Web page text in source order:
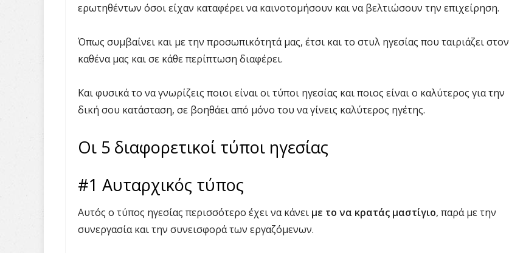
ερωτηθέντων όσοι είχαν καταφέρει να καινοτομήσουν και να βελτιώσουν την επιχείρηση.
Όπως συμβαίνει και με την προσωπικότητά μας, έτσι και το στυλ ηγεσίας που ταιριάζει στον
καθένα μας και σε κάθε περίπτωση διαφέρει.
Και φυσικά το να γνωρίζεις ποιοι είναι οι τύποι ηγεσίας και ποιος είναι ο καλύτερος για την
δική σου κατάσταση, σε βοηθάει από μόνο του να γίνεις καλύτερος ηγέτης.
Οι 5 διαφορετικοί τύποι ηγεσίας
#1 Αυταρχικός τύπος
Αυτός ο τύπος ηγεσίας περισσότερο έχει να κάνει με το να κρατάς μαστίγιο, παρά με την
συνεργασία και την συνεισφορά των εργαζόμενων.